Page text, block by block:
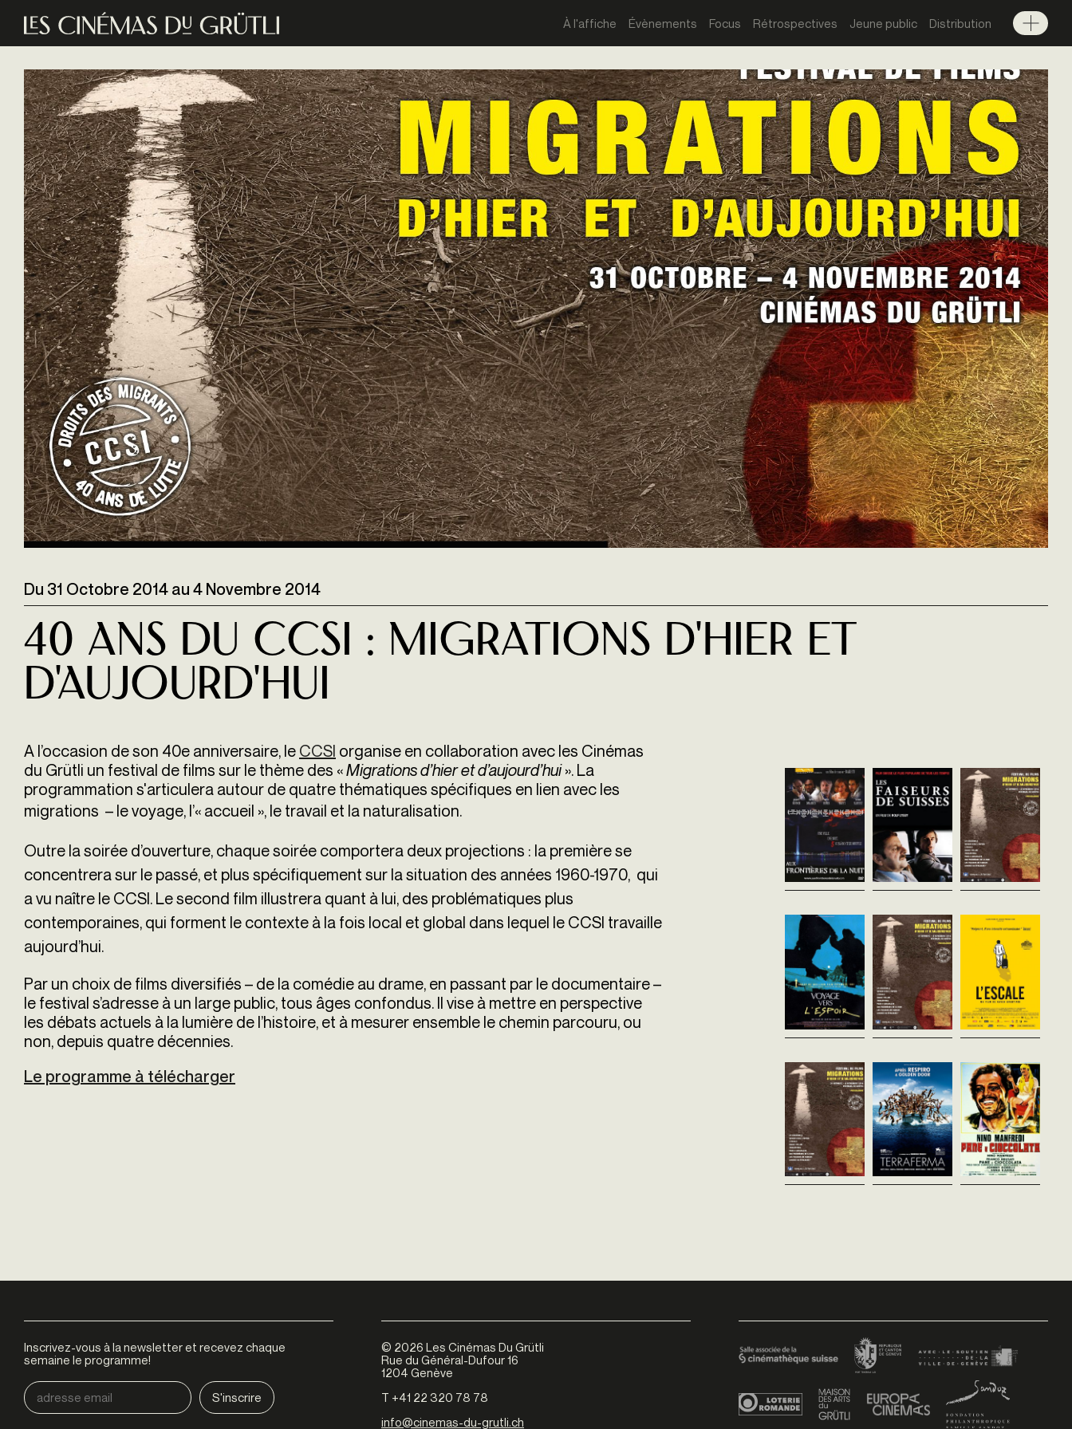
Aller au contenu principal
À l'affiche Évènements Focus Rétrospectives Jeune public Distribution
Menu
Du 31 Octobre 2014 au 4 Novembre 2014
40 Ans Du Ccsi : Migrations D'hier Et
D'aujourd'hui
A l’occasion de son 40e anniversaire, le CCSI organise en collaboration avec les Cinémas
du Grütli un festival de films sur le thème des «Migrations d’hier et d’aujourd’hui». La
programmation s'articulera autour de quatre thématiques spécifiques en lien avec les
migrations – le voyage, l’« accueil », le travail et la naturalisation.
Outre la soirée d’ouverture, chaque soirée comportera deux projections : la première se
concentrera sur le passé, et plus spécifiquement sur la situation des années 1960-1970, qui
a vu naître le CCSI. Le second film illustrera quant à lui, des problématiques plus
contemporaines, qui forment le contexte à la fois local et global dans lequel le CCSI travaille
aujourd’hui.
Par un choix de films diversifiés – de la comédie au drame, en passant par le documentaire –
le festival s’adresse à un large public, tous âges confondus. Il vise à mettre en perspective
les débats actuels à la lumière de l’histoire, et à mesurer ensemble le chemin parcouru, ou
non, depuis quatre décennies.
Le programme à télécharger
Genève, 24 heures dans la vie
de quatre hommes et d’une
jeune femme, tous cabossés
par la vie... Hans, policier en fin
de carrière, vit seul. Momo...
Au coeur de cette comédie
ironique et satirique sur la
manière de devenir et d’’être
un «bon Suisse», l’inspecteur
Bodmer est chargé de suivre
et de...
Film documentaire sur une
famille de Somaliens
illustrant les conditions
d’accueil et de naturalisation
dans divers pays
d’immigration. De la France...
Voyage vers
Haydar, paysan turc, décide
de vendre tous ses biens
pour émigrer vers la Suisse,
avec sa femme Meryem et
Commence alors le...
Lo stagionale
Alvaro Bizzari
Suisse - 1970
vost - 50'
doit emmener avec lui son
jeune fils en Suisse où il
travaille comme saisonnier.
Ce statut...
L'escale
Kaveh Bakhtiari
Suisse - 2013
vost - 100'
immigré iranien, est devenu
un lieu de transit pour des
migrants qui, comme lui, ont
fait le choix de...
Siamo Italiani
avec les personnes, qui dans
les années 60 et 70 étaient
considérées comme « à
problèmes », à...
Terraferma
Emanuele Crialese
France - 2011
vost - 88'
traditionnelle, devenue non
rentable, fait place au
tourisme. Au cours d’un été
où îliens...
Pane e
cioccolata
Franco Brusati
Italie - 1974
vost - 111'
Nino, Italien déraciné vivant
en Suisse, travaille sans
relâche comme serveur dans
un restaurant de luxe.En
concurrence avec un Turc, il
espère être...
Inscrivez-vous à la newsletter et recevez chaque
semaine le programme!
© 2026 Les Cinémas Du Grütli
Rue du Général-Dufour 16
1204 Genève
T +41 22 320 78 78
info@cinemas-du-grutli.ch